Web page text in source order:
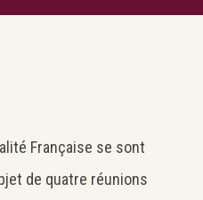
Française se sont
de quatre réunions